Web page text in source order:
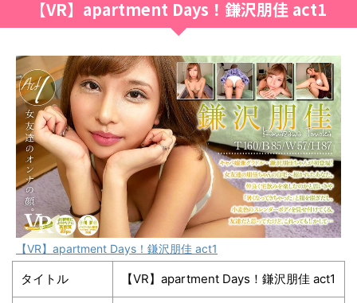
【VR】apartment Days！鎌沢朋佳 act1
【VR】apartment Days！鎌沢朋佳 act1
タイトル 【VR】apartment Days！鎌沢朋佳 act1